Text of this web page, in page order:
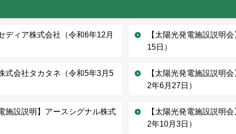
ディア株式会社（令和6年12月
【太陽光発電施設説明
15日）
式会社タカタネ（令和5年3月5
【太陽光発電施設説明
2年6月27日）
施設説明】アースシグナル株式
【太陽光発電施設説明
2年10月3日）